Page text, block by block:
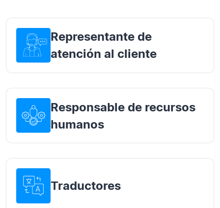
Representante de
atención al cliente
Responsable de recursos
humanos
Traductores